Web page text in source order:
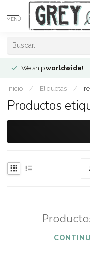
MENÚ
We ship worldwide!
Inicio / Etiquetas /
Productos